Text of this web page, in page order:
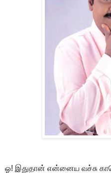
ஓ! இதுதான் என்னைய வச்சு